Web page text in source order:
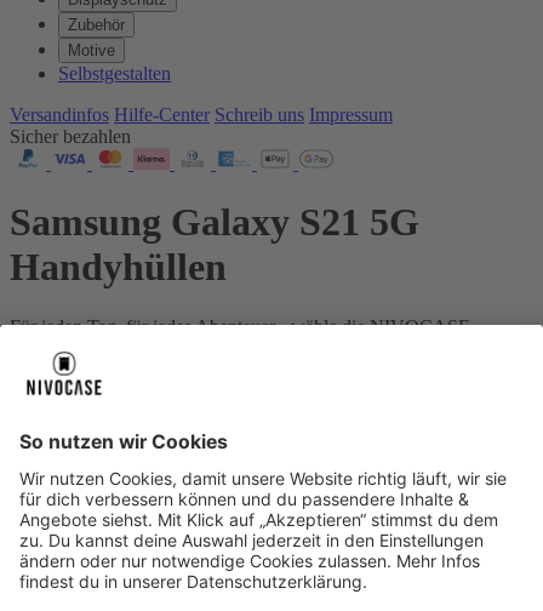
Zubehör
Motive
Selbstgestalten
Versandinfos Hilfe-Center Schreib uns Impressum
Sicher bezahlen
Samsung Galaxy S21 5G
Handyhüllen
Für jeden Tag, für jedes Abenteuer - wähle die NIVOCASE
Schutzstufe, die genau zu deinem Leben passt.
Dein Gerät:
Über uns Über uns
About NIVOCASE NIVOCASE Test Lab Schreib uns
Sicher bezahlen
Sicher bezahlen